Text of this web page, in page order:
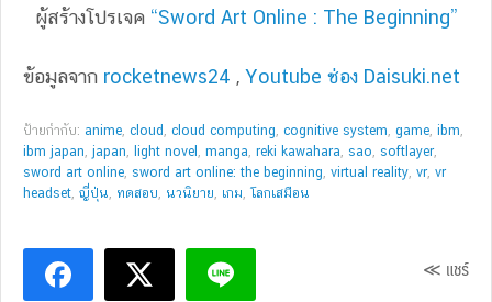
ผู้สร้างโปรเจค “Sword Art Online : The Beginning”
ข้อมูลจาก rocketnews24 , Youtube ช่อง Daisuki.net
ป้ายกำกับ: anime, cloud , cloud computing, cognitive system, game, ibm,
ibm japan, japan, light novel , manga, reki kawahara, sao, softlayer,
sword art online, sword art online: the beginning, virtual reality, vr, vr
headset, ญี่ปุ่น, ทดสอบ, นวนิยาย, เกม, โลกเสมือน
≪ แชร์